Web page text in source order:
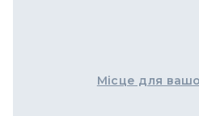
Місце для